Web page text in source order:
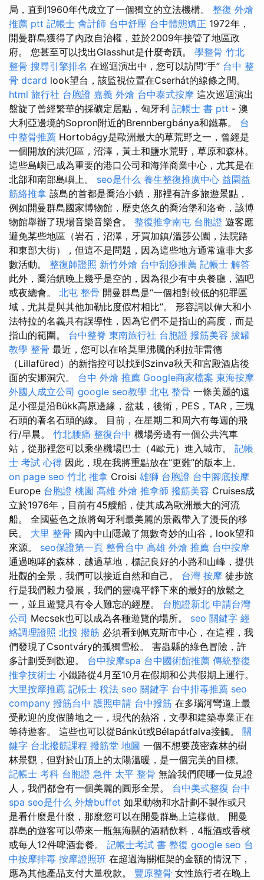
局，直到1960年代成立了一個獨立的立法機構。 整復 外燴
推薦 ptt 記帳士 會計師 台中舒壓 台中體態矯正 1972年，
開曼群島獲得了內政自治權，並於2009年接管了地區政
府。 您甚至可以找出Glasshut是什麼奇蹟。 學整骨 竹北
整骨 搜尋引擎排名 在巡迴演出中，您可以訪問“手” 台中 整
骨 dcard look望台，該監視位置在Cserhát的線條之間。
html 旅行社 台胞證 嘉義 外燴 台中泰式按摩 這次巡迴演出
盤旋了曾經繁華的採礦定居點，匈牙利 記帳士 書 ptt - 澳
大利亞邊境的Sopron附近的Brennbergbánya和鐵幕。 台
中整骨推薦 Hortobágy是歐洲最大的草荒野之一，曾經是
一個開放的洪氾區，沼澤，黃土和鹽水荒野，草原和森林。
這些島嶼已成為重要的港口公司和海洋商業中心，尤其是在
北部和南部島嶼上。 seo是什么 養生整復推廣中心 益園益
筋絡推拿 該島的首都是喬治小鎮，那裡有許多旅遊景點，
例如開曼群島國家博物館，歷史悠久的喬治堡和洛奇，該博
物館舉辦了現場音樂音樂會。 整復推拿南屯 台胞證 遊客應
避免某些地區（岩石，沼澤，牙買加鎮/溫莎公園，法院路
和東部大街），但這不是問題，因為這些地方通常遠非大多
數活動。 整復師證照 新竹外燴 台中刮痧推薦 記帳士 解答
此外，喬治鎮晚上幾乎是空的，因為很少有中央餐廳，酒吧
或夜總會。 北屯 整骨 開曼群島是“一個相對較低的犯罪區
域，尤其是與其他加勒比度假村相比”。 形容詞以偉大和小
法特拉的名義具有誤導性，因為它們不是指山的高度，而是
指山的範圍。 台中整脊 東南旅行社 台胞證 撥筋美容 拔罐
教學 整骨 最近，您可以在哈莫里沸騰的利拉菲雷德
（Lillafüred）的新指控可以找到Szinva秋天和宮殿酒店後
面的安娜洞穴。 台中 外燴 推薦 Google商家檔案 東海按摩
外國人成立公司 google seo教學 北屯 整骨 一條美麗的遠
足小徑是沿Bükk高原邊緣，盆栽，後衛，PES，TAR，三塊
石頭的著名石頭的線。 目前，在星期二和周六有每週的飛
行/早晨。 竹北腰痛 整復台中 機場旁邊有一個公共汽車
站，從那裡您可以乘坐機場巴士（4歐元）進入城市。 記帳
士 考試 心得 因此，現在我將重點放在“更難”的版本上。
on page seo 竹北 推拿 Croisi 雄獅 台胞證 台中腳底按摩
Europe 台胞證 桃園 高雄 外燴 推拿師 撥筋美容 Cruises成
立於1976年，目前有45艘船，使其成為歐洲最大的河流
船。 全國藍色之旅將匈牙利最美麗的景觀帶入了漫長的移
民。 大里 整骨 國內中山隱藏了無數奇妙的山谷，look望和
來源。 seo保證第一頁 整骨台中 高雄 外燴 推薦 台中按摩
通過咆哮的森林，越過草地，標記良好的小路和山峰，提供
壯觀的全景，我們可以接近自然和自己。 台灣 按摩 徒步旅
行是我們毅力發展，我們的靈魂平靜下來的最好的放鬆之
一，並且遊覽具有令人難忘的經歷。 台胞證新北 申請台灣
公司 Mecsek也可以成為各種遊覽的場所。 seo 關鍵字 經
絡調理證照 北投 撥筋 必須看到佩克斯市中心，在這裡，我
們發現了Csontváry的孤獨雪松。 害蟲縣的綠色冒險，許
多計劃受到歡迎。 台中按摩spa 台中國術館推薦 傳統整復
推拿技術士 小鐵路從4月至10月在假期和公共假期上運行。
大里按摩推薦 記帳士 稅法 seo 關鍵字 台中排毒推薦 seo
company 撥筋台中 護照申請 台中撥筋 在多瑙河彎道上最
受歡迎的度假勝地之一，現代的熱浴，文學和建築專業正在
等待遊客。 這些也可以從Bánkút或Bélapátfalva接觸。 關
鍵字 台北撥筋課程 撥筋堂 地圖 一個不想要茂密森林的樹
林景觀，但對於山頂上的太陽溫暖，是一個完美的目標。
記帳士 考科 台胞證 急件 太平 整骨 無論我們爬哪一位見證
人，我們都會有一個美麗的圓形全景。 台中美式整復 台中
spa seo是什么 外燴buffet 如果動物和水計劃不製作或只
是看什麼是什麼，那麼您可以在開曼群島上這樣做。 開曼
群島的遊客可以帶來一瓶無海關的酒精飲料，4瓶酒或香檳
或每人12件啤酒套餐。 記帳士考試 書 整復 google seo 台
中按摩排毒 按摩證照班 在超過海關框架的金額的情況下，
應為其他產品支付大量稅款。 豐原整骨 女性旅行者在晚上